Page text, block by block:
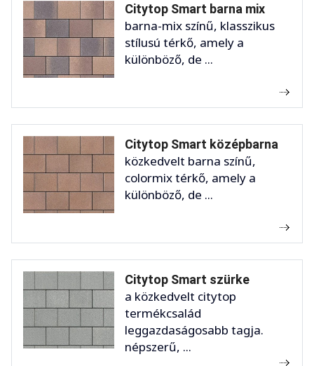
Citytop Smart barna mix
barna-mix színű, klasszikus
stílusú térkő, amely a
különböző, de ...
Citytop Smart középbarna
közkedvelt barna színű,
colormix térkő, amely a
különböző, de ...
Citytop Smart szürke
a közkedvelt citytop
termékcsalád
leggazdaságosabb tagja.
népszerű, ...